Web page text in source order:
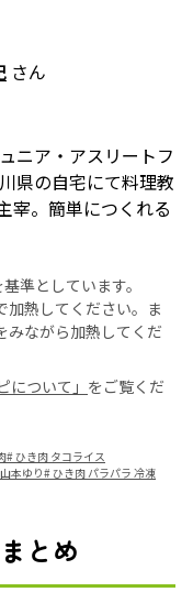
さん
ニア・アスリートフ
県の自宅にて料理教
宰。簡単につくれる
準としています。
加熱してください。ま
みながら加熱してくだ
について」 をご覧くだ
# ひき肉 タコライス
本ゆり# ひき肉 パラパラ 冷凍
とめ